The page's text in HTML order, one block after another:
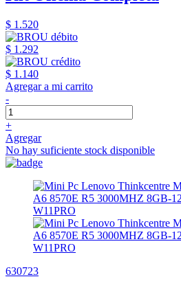
$ 1.520
$ 1.292
$ 1.140
Agregar a mi carrito
-
+
Agregar
No hay suficiente stock disponible
630723